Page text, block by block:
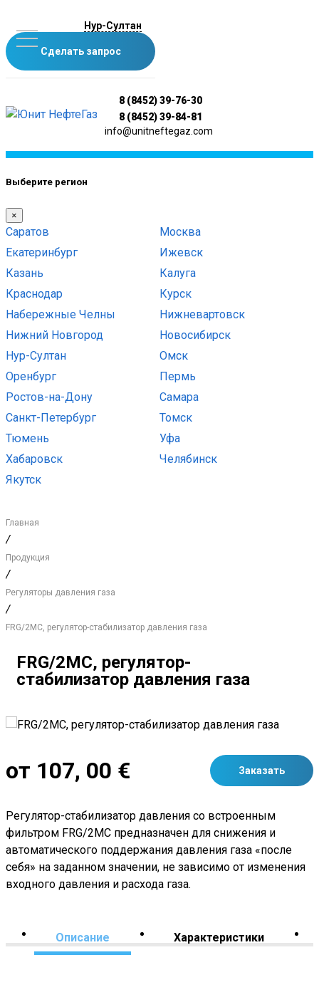
8 (8452) 39-76-30
8 (8452) 39-84-81
info@unitneftegaz.com
Нур-Султан
Сделать запрос
Выберите регион
×
Саратов
Москва
Екатеринбург
Ижевск
Казань
Калуга
Краснодар
Курск
Набережные Челны
Нижневартовск
Нижний Новгород
Новосибирск
Нур-Султан
Омск
Оренбург
Пермь
Ростов-на-Дону
Самара
Санкт-Петербург
Томск
Тюмень
Уфа
Хабаровск
Челябинск
Якутск
Главная
/
Продукция
/
Регуляторы давления газа
/
FRG/2MC, регулятор-стабилизатор давления газа
FRG/2MC, регулятор-
стабилизатор давления газа
от 107, 00 € Заказать
Регулятор-стабилизатор давления со встроенным
фильтром FRG/2MC предназначен для снижения и
автоматического поддержания давления газа «после
себя» на заданном значении, не зависимо от изменения
входного давления и расхода газа.
Описание Характеристики